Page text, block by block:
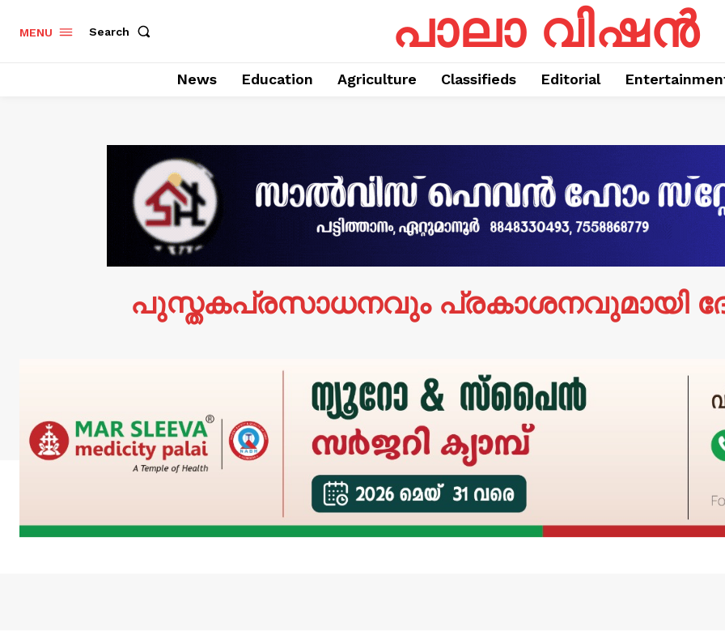
MENU Search പാലാ വിഷൻ
News Education Agriculture Classifieds Editorial
പുസ്തകപ്രസാധനവും പ്രകാശനവുമായി